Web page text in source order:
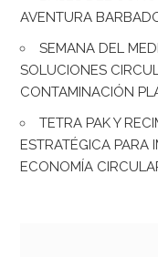
AVENTURA
SEMANA DEL
SOLUCIONES
CONTAMINACIÓN
TETRA PAK Y
ESTRATÉGICA PARA
ECONOMÍA